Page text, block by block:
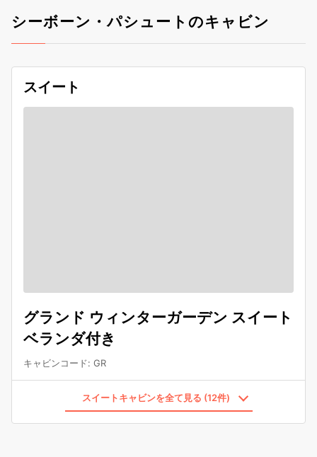
シーボーン・パシュートのキャビン
スイート
グランド ウィンターガーデン スイート
ベランダ付き
キャビンコード: GR
スイートキャビンを全て見る (12件)